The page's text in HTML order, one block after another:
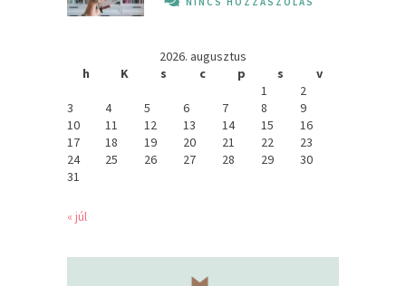
2026. augusztus
h
K s c p s
v
1
2
3
4 5 6 7 8
9
10
11 12 13 14 15
16
17
18 19 20 21 22
23
24
25 26 27 28 29
30
31
« júl